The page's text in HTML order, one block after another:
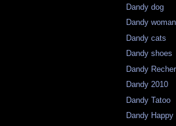
Dandy dog
Dandy woman
Dandy cats
Dandy shoes
Dandy
Dandy 2010
Dandy Tatoo
Dandy Happy